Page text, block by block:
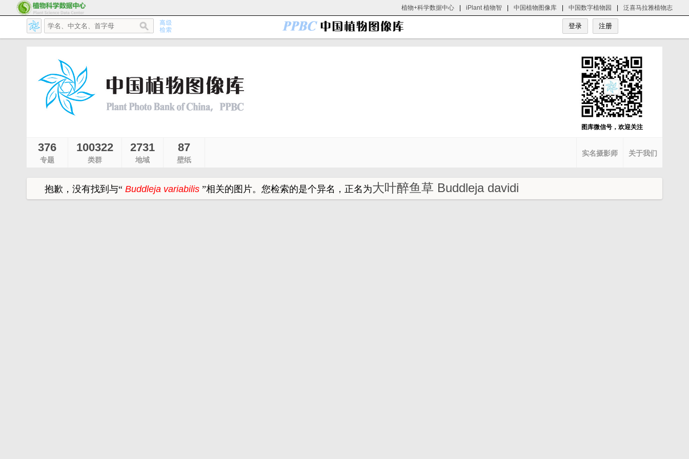
植物+科学数据中心 iPlant 植物智 中国植物图像库 中国数字植物园 泛喜马拉雅植物志
图库微信号，欢迎关注
376
专题
100322
类群
2731
地域
87
壁纸
关于我们
实名摄影师
抱歉，没有找到与“ Buddleja variabilis ”相关的图片。 您检索的是个异名，正名为大叶醉鱼草 Buddleja davidi